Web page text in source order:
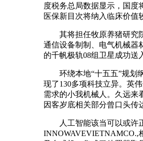
度税务总局数据显示，国度
医保新目次将纳入临床价值
其将担任牧原养猪研究院
通信设备制制、电气机械器
的千帆极轨08组卫星成功送
环绕本地“十五五”规划纲
现了130多项科技立异。英
需求的小我机械人。久远来
因客岁底相关部分曾口头传
人工智能该当可以或许正
INNOWAVEVIETNAMCO.,